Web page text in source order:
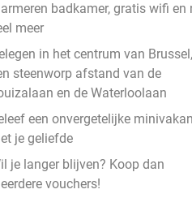
badkamer, gratis wifi en
meer
in het centrum van
steenworp afstand van de
en de Waterloolaan
een onvergetelijke
je geliefde
je langer blijven? Koop dan
vouchers!